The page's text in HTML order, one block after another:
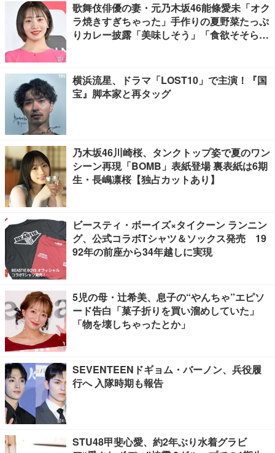
歌舞伎俳優の妻・元乃木坂46能條愛未「オク
ラ焼きすぎちゃった」手作りの夏野菜たっぷ
りカレー披露「美味しそう」「食欲そそられ
横浜流星、ドラマ「LOST10」で主演！『国
宝』脚本家と再タッグ
乃木坂46川崎桜、タンクトップ姿で夏のワン
シーン再現「BOMB」表紙登場 裏表紙は6期
生・長嶋凛桜【独占カットあり】
ビースティ・ボーイズ×タイクーン ランニン
グ、公式コラボTシャツ＆ソックス発売 19
92年の前座から34年越しに実現
5児の母・辻希美、息子の“やんちゃ”エピソ
ード告白「菓子折りを買い溜めしていた」
「物を壊しちゃったとか」
SEVENTEENドギョム・バーノン、兵役履
行へ 入隊時期も報告
STU48甲斐心愛、約2年ぶり水着グラビ